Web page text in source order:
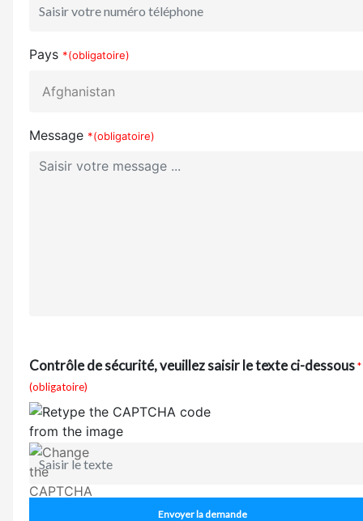
Pays *(obligatoire)
Message *(obligatoire)
Contrôle de sécurité, veuillez saisir le texte ci-dessous*
(obligatoire)
Envoyer la demande